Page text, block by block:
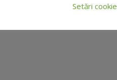
Setări cookie